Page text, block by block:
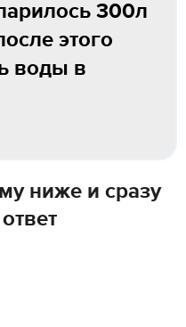
300л
этого
воды в
ниже и сразу